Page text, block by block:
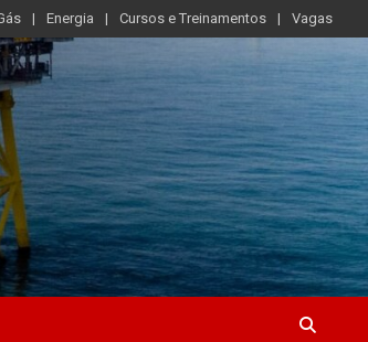
Energia Cursos e Treinamentos Vagas